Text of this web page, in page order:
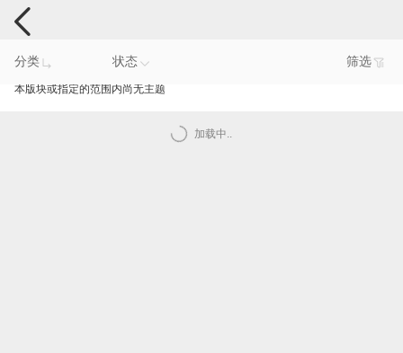
手机反馈
分类 状态 筛选
本版块或指定的范围内尚无主题
加载中..